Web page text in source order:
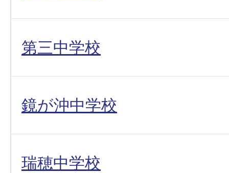
第三中学校
鏡が沖中学校
瑞穂中学校